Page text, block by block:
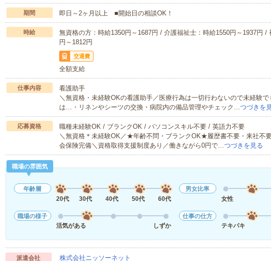
期間 即日～2ヶ月以上 ■開始日の相談OK！
時給
無資格の方：時給1350円～1687円 / 介護福祉士：時給1550円～1937円 /
円～1812円
交通費
全額支給
仕事内容
看護助手
＼無資格・未経験OKの看護助手／医療行為は一切行わないので未経験
は…・リネンやシーツの交換・病院内の備品管理やチェック…つづきを
応募資格
職種未経験OK / ブランクOK / パソコンスキル不要 / 英語力不要
＼無資格＊未経験OK／★年齢不問・ブランクOK★履歴書不要・来社不
会保険完備＼資格取得支援制度あり／働きながら0円で…つづきを見る
職場の雰囲気
年齢層
20代
30代 40代 50代 60代
男女比率
女性
職場の様子
活気がある
しずか
仕事の仕方
テキパキ
派遣会社 株式会社ニッソーネット